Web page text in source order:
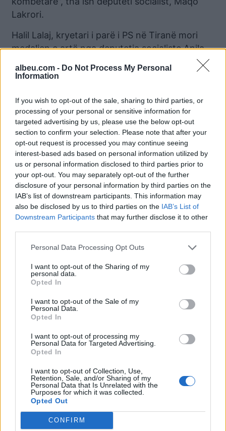
albeu.com - Do Not Process My Personal
Information
If you wish to opt-out of the sale, sharing to third parties, or
processing of your personal or sensitive information for
targeted advertising by us, please use the below opt-out
section to confirm your selection. Please note that after your
opt-out request is processed you may continue seeing
interest-based ads based on personal information utilized by
us or personal information disclosed to third parties prior to
your opt-out. You may separately opt-out of the further
disclosure of your personal information by third parties on the
IAB’s list of downstream participants. This information may
also be disclosed by us to third parties on the IAB’s List of
Downstream Participants that may further disclose it to other
Personal Data Processing Opt Outs
I want to opt-out of the Sharing of my
personal data.
Opted In
I want to opt-out of the Sale of my
Personal Data.
Opted In
I want to opt-out of processing my
Personal Data for Targeted Advertising.
Opted In
I want to opt-out of Collection, Use,
Retention, Sale, and/or Sharing of my
Personal Data that Is Unrelated with the
Purposes for which it was collected.
Opted Out
CONFIRM
Lakrori.
Halil Lalaj, kryetari i parë i PS në Tiranë mori
medaljen e artë nga deputetja socialiste Anila
organizimit politik dhe përfaqësimit të vlerave
“Mendoj që u ngopët me fjalime, ndaj po ju
them vetëm faleminderit të gjitha socialistëve
për këtë PS që kemi sot”, u shpreh ish kryetari i
PS në Tiranë, Halil Lalaj.
Deputetja Iris Luarasi i dha medaljen e artë
Musa Ulqinit, një ndër themeluesit e PS dhe
deputet i PS për 7 legjislatura, për kontributin e
tij në ditët më të vështira të PS.
re duke ndryshuar dhe duke u modernizuar. Sot
sfida është të bëhemi pjesë e BE, me
standarte, vizioni i Edi Ramës është garanci që
shpreh deputeti i PS në 7 legjislatura, Musa
Ulqini.
Luan Shahollari, themelues i PS, u vlerësua me
medaljen e artë nga deputeti Igli Hasani për
kontributin e tij në forcimin e administratës
publike, menaxhimin finjanciar dhe
transparencën e institucioneve.
“Drejtova PS në Tiranë në kohën 92-94, por
sot nuk dua të zgjatem shumë, vetëm t’iu them